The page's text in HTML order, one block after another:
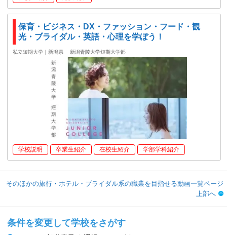
保育・ビジネス・DX・ファッション・フード・観
光・ブライダル・英語・心理を学ぼう！
私立短期大学｜新潟県 新潟青陵大学短期大学部
学校説明 卒業生紹介 在校生紹介 学部学科紹介
そのほかの旅行・ホテル・ブライダル系の職業を目指せる動画一覧ページ
上部へ
条件を変更して学校をさがす